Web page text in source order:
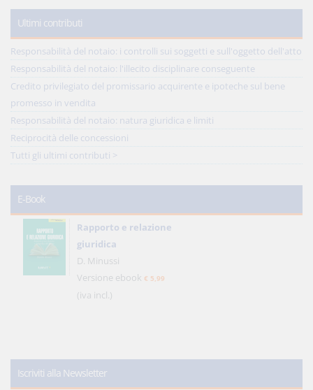
Ultimi contributi
Responsabilità del notaio: i controlli sui soggetti e sull'oggetto dell'atto
Responsabilità del notaio: l'illecito disciplinare conseguente
Credito privilegiato del promissario acquirente e ipoteche sul bene
promesso in vendita
Responsabilità del notaio: natura giuridica e limiti
Reciprocità delle concessioni
Tutti gli ultimi contributi >
E-Book
Rapporto e relazione
giuridica
D. Minussi
Versione ebook € 5,99
(iva incl.)
Iscriviti alla Newsletter